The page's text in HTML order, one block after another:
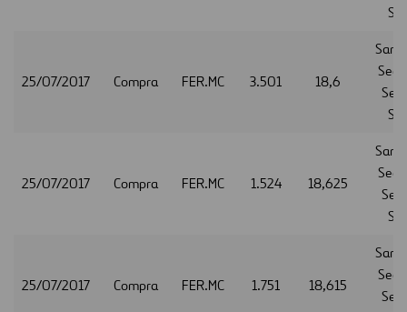
25/07/2017 Compra FER.MC 3.501 18,6
25/07/2017 Compra FER.MC 1.524 18,625
25/07/2017 Compra FER.MC 1.751 18,615